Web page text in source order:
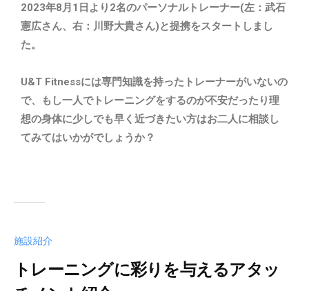
2023年8月1日より2名のパーソナルトレーナー(左：武石
憲広さん、右：川野大貴さん)と提携をスタートしまし
た。
U&T Fitnessには専門知識を持ったトレーナーがいないの
で、もし一人でトレーニングをするのが不安だったり理
想の身体に少しでも早く近づきたい方はお二人に相談し
てみてはいかがでしょうか？
施設紹介
トレーニングに彩りを与えるアタッ